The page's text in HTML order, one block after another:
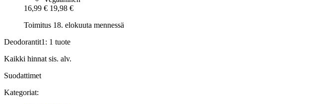
16,99 € 19,98 €
Toimitus 18. elokuuta mennessä
Deodorantit1: 1 tuote
Kaikki hinnat sis. alv.
Suodattimet
Kategoriat: